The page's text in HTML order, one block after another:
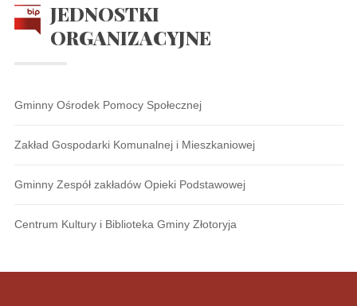
JEDNOSTKI
ORGANIZACYJNE
Gminny Ośrodek Pomocy Społecznej
Zakład Gospodarki Komunalnej i Mieszkaniowej
Gminny Zespół zakładów Opieki Podstawowej
Centrum Kultury i Biblioteka Gminy Złotoryja